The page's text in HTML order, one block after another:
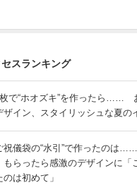
セスランキング
で“ホオズキ”を作ったら……
ザイン、スタイリッシュな夏の
祝儀袋の“水引”で作ったのは
らったら感激のデザインに「
は初めて」